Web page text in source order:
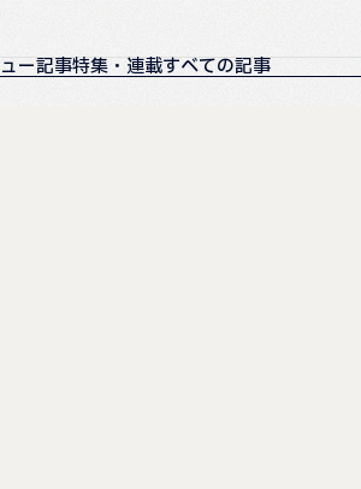
ー記事特集・連載すべての記事